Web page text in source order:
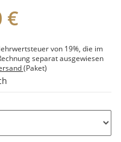
€
von 19%, die im
separat ausgewiesen
(Paket)